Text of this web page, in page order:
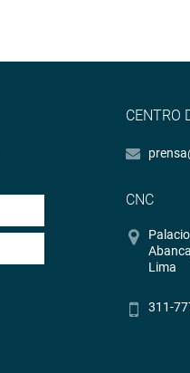
CENTRO
CNC
Lima
311-